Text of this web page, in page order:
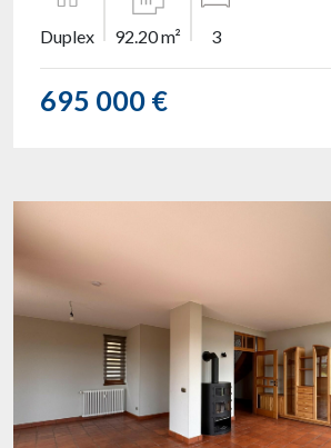
Duplex 92.20 m² 3
695 000 €